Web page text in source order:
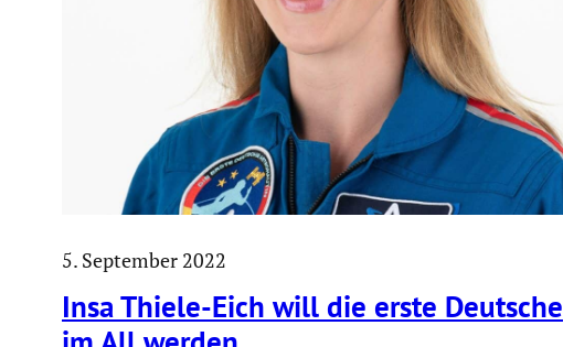
5. September 2022
Insa Thiele-Eich will die erste Deutsche